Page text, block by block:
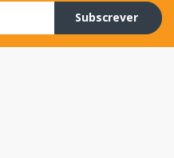
Subscrever